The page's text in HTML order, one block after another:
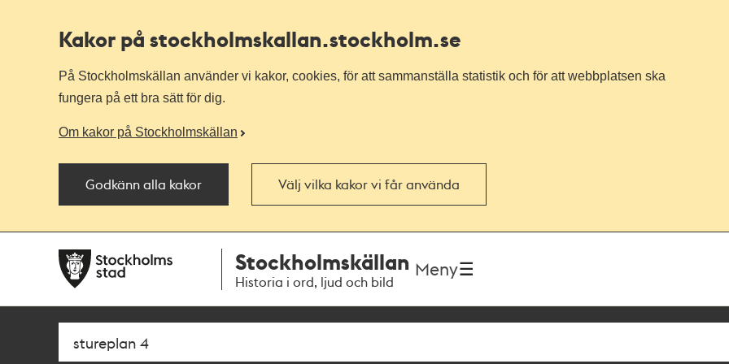
Kakor på stockholmskallan.stockholm.se
På Stockholmskällan använder vi kakor, cookies, för att sammanställa statistik och för att webbplatsen ska
fungera på ett bra sätt för dig.
Om kakor på Stockholmskällan
Godkänn alla kakor Välj vilka kakor vi får använda
navigationen
huvudinnehållet
Stockholmskällan
Historia i ord, ljud och bild
Meny
Sök